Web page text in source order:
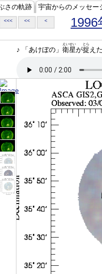
さの軌跡 宇宙からのメッセー
<<< << < 1996
♪ 「あけぼの」 衛星
えいせい
が捉
とら
えた